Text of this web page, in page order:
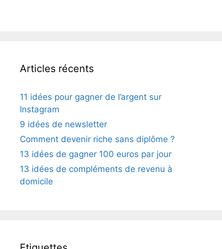
Articles récents
11 idées pour gagner de l’argent sur
Instagram
9 idées de newsletter
Comment devenir riche sans diplôme ?
13 idées de gagner 100 euros par jour
13 idées de compléments de revenu à
domicile